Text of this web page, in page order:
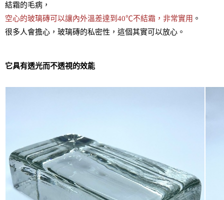
結霜的毛病，
空心的玻璃磚可以讓內外溫差達到40℃不結霜，非常實用 。
很多人會擔心，玻璃磚的私密性，這個其實可以放心。
它具有透光而不透視的效能